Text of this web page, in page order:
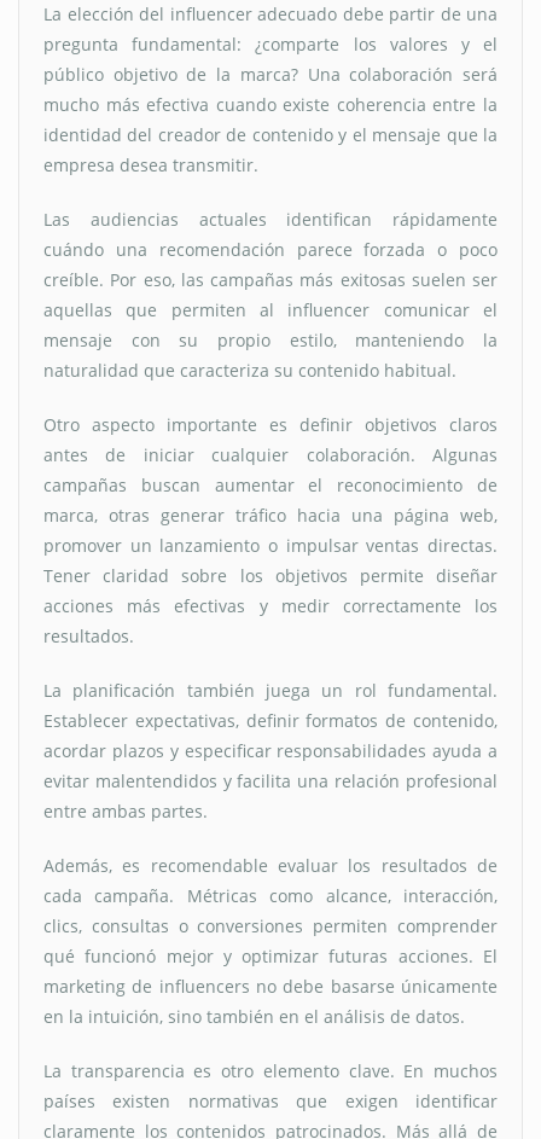
La elección del influencer adecuado debe partir de una
pregunta fundamental: ¿comparte los valores y el
público objetivo de la marca? Una colaboración será
mucho más efectiva cuando existe coherencia entre la
identidad del creador de contenido y el mensaje que la
empresa desea transmitir.
Las audiencias actuales identifican rápidamente
cuándo una recomendación parece forzada o poco
creíble. Por eso, las campañas más exitosas suelen ser
aquellas que permiten al influencer comunicar el
mensaje con su propio estilo, manteniendo la
naturalidad que caracteriza su contenido habitual.
Otro aspecto importante es definir objetivos claros
antes de iniciar cualquier colaboración. Algunas
campañas buscan aumentar el reconocimiento de
marca, otras generar tráfico hacia una página web,
promover un lanzamiento o impulsar ventas directas.
Tener claridad sobre los objetivos permite diseñar
acciones más efectivas y medir correctamente los
resultados.
La planificación también juega un rol fundamental.
Establecer expectativas, definir formatos de contenido,
acordar plazos y especificar responsabilidades ayuda a
evitar malentendidos y facilita una relación profesional
entre ambas partes.
Además, es recomendable evaluar los resultados de
cada campaña. Métricas como alcance, interacción,
clics, consultas o conversiones permiten comprender
qué funcionó mejor y optimizar futuras acciones. El
marketing de influencers no debe basarse únicamente
en la intuición, sino también en el análisis de datos.
La transparencia es otro elemento clave. En muchos
países existen normativas que exigen identificar
claramente los contenidos patrocinados. Más allá de